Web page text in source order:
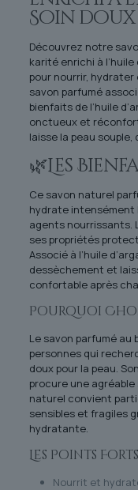
Soin doux
Découvrez notre
karité enrichi à
pour nourrir,
savon parfumé
bienfaits de l’huile
onctueux et
laisse la peau
🌿Les
Ce savon naturel
hydrate intensément
agents nourrissants.
ses propriétés
Associé à l’huile
dessèchement et
confortable après
Pourquoi
Le savon parfumé au
personnes qui
doux pour la peau.
procure une
naturel convient
sensibles et fragiles
hydratante.
Les Points Forts
Nourrit et